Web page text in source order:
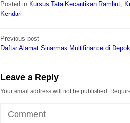
Posted in Kursus Tata Kecantikan Rambut,
Kendari
Post
navigation
Previous post
Daftar Alamat Sinarmas Multifinance di Depok
Leave a Reply
Your email address will not be published.